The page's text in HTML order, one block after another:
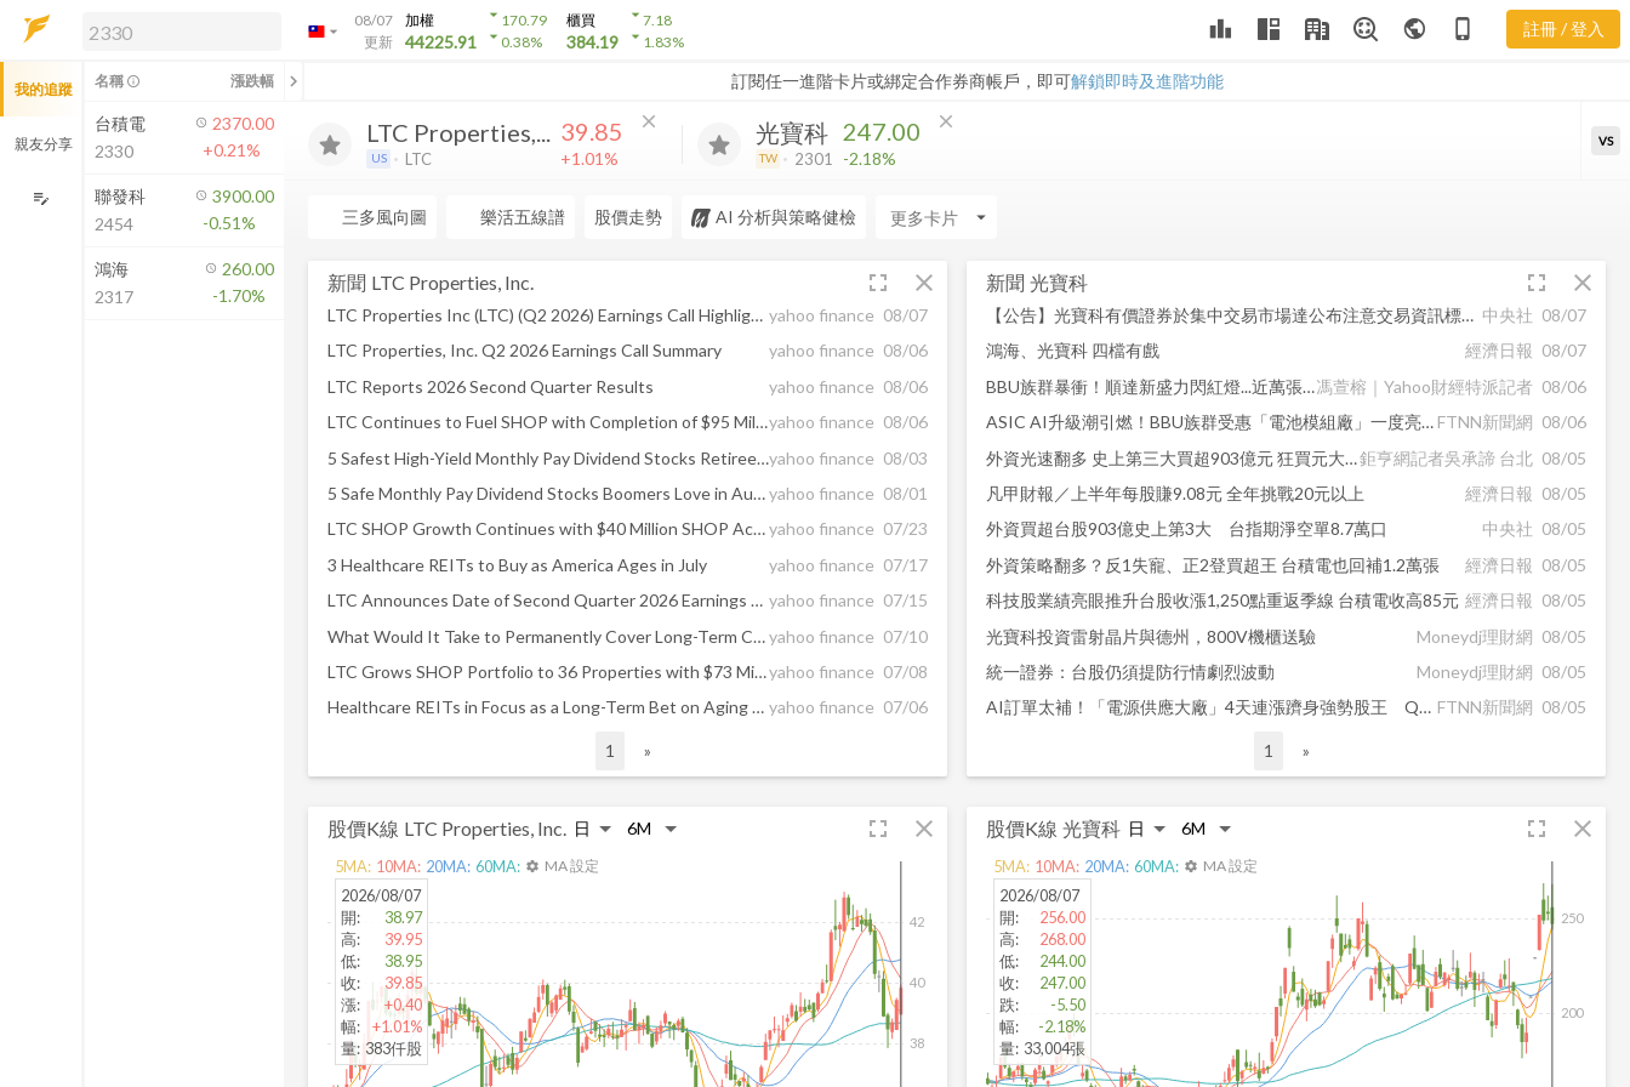
arrow_drop_down
08/07
更新
加權
44225.91
arrow_drop_down170.79
arrow_drop_down0.38%
櫃買
384.19
arrow_drop_down7.18
arrow_drop_down1.83% leaderboard public phone_iphone 註冊 / 登入
訂閱任一進階卡片或綁定合作券商帳戶，即可解鎖即時及進階功能
解鎖即時行情及進階功能
方案」，即可解鎖以下功能：
即時行情
即時市況與排行
成交金額熱力圖
前往方案訂閱
如何綁定合作券商
LTC 新聞
LTC Properties,...
US LTC
39.85
+1.01%
close 光寶科
TW 2301
247.00
-2.18%
close
VS
三多風向圖 樂活五線譜 股價走勢 AI 分析與策略健檢 arrow_drop_down
新聞 LTC Properties, Inc. fullscreen close
LTC Properties Inc (LTC) (Q2 2026) Earnings Call Highlights: Accelerating SHOP Strategy with ... yahoo finance 08/07
LTC Properties, Inc. Q2 2026 Earnings Call Summary
yahoo finance 08/06
LTC Reports 2026 Second Quarter Results
yahoo finance 08/06
LTC Continues to Fuel SHOP with Completion of $95 Million Acquisitionyahoo finance 08/06
5 Safest High-Yield Monthly Pay Dividend Stocks Retirees Trust in Augustyahoo finance 08/03
5 Safe Monthly Pay Dividend Stocks Boomers Love in Augustyahoo finance 08/01
LTC SHOP Growth Continues with $40 Million SHOP Acquisition, Bringing Year-to-Date SHOP Investments to Nearly $285 Millionyahoo finance 07/23
3 Healthcare REITs to Buy as America Ages in July
yahoo finance 07/17
LTC Announces Date of Second Quarter 2026 Earnings Release, Conference Call and Webcast yahoo finance 07/15
What Would It Take to Permanently Cover Long-Term Care Insurance Premiums?yahoo finance 07/10
LTC Grows SHOP Portfolio to 36 Properties with $73 Million Acquisitionyahoo finance 07/08
Healthcare REITs in Focus as a Long-Term Bet on Aging Demographics yahoo finance 07/06
1 »
新聞 光寶科 fullscreen close
【公告】光寶科有價證券於集中交易市場達公布注意交易資訊標準，故公布有關財務業務等重大訊息，以利投資人區別瞭解。 中央社 08/07
鴻海、光寶科 四檔有戲
經濟日報 08/07
BBU族群暴衝！順達新盛力閃紅燈...近萬張排隊等買 分析師看法出爐馮萱榕｜Yahoo財經特派記者 08/06
ASIC AI升級潮引燃！BBU族群受惠「電池模組廠」一度亮燈漲停 順達、加百裕噴半根 FTNN新聞網 08/06
外資光速翻多 史上第三大買超903億元 狂買元大台灣50正2逾11萬張鉅亨網記者吳承諦 台北 08/05
凡甲財報／上半年每股賺9.08元 全年挑戰20元以上
經濟日報 08/05
外資買超台股903億史上第3大 台指期淨空單8.7萬口
中央社 08/05
外資策略翻多？反1失寵、正2登買超王 台積電也回補1.2萬張
經濟日報 08/05
科技股業績亮眼推升台股收漲1,250點重返季線 台積電收高85元 經濟日報 08/05
光寶科投資雷射晶片與德州，800V機櫃送驗
Moneydj理財網 08/05
統一證券：台股仍須提防行情劇烈波動
Moneydj理財網 08/05
AI訂單太補！「電源供應大廠」4天連漲躋身強勢股王 Q2大賺71億年增126%創新高 FTNN新聞網 08/05
1 »
股價K線 LTC Properties, Inc. fullscreen close
38
40
42
2026/08/07
開:
38.97
高:
39.95
低:
38.95
收:
39.85
漲:
+0.40
幅:
+1.01%
量: 383仟股
5MA: 10MA: 20MA: 60MA: settings MA 設定
股價K線 光寶科 fullscreen close
200
250
2026/08/07
開:
256.00
高:
268.00
低:
244.00
收:
247.00
跌:
-5.50
幅:
-2.18%
量: 33,004張
5MA: 10MA: 20MA: 60MA: settings MA 設定
我的追蹤
親友分享
edit_note
名稱 info_outline 漲跌幅 chevron_left
台積電
2330
2370.00
+0.21%
聯發科
2454
3900.00
-0.51%
鴻海
2317
260.00
-1.70%